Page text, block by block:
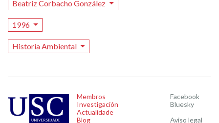
Beatriz Corbacho González
1996
Historia Ambiental
Membros
Investigación
Actualidade
Blog
Facebook
Bluesky
Aviso legal